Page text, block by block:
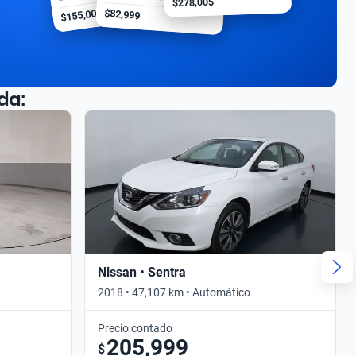
$155,000 $82,999
Nissan • Sentra
2018 • 47,107 km • Automático
Precio contado
$205,999